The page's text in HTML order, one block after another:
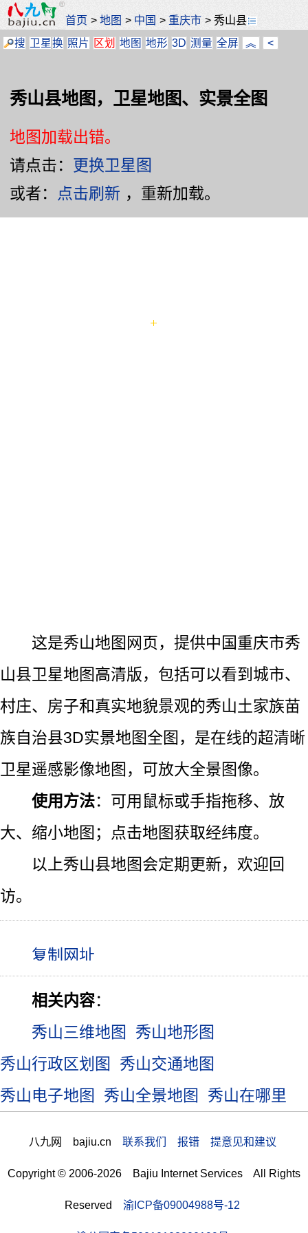
首页 >地图 > 中国 >重庆市 >秀山县
搜 卫星换 照片 区划 地图 地形 3D 测量 全屏 ︽ <
秀山县地图，卫星地图、实景全图
地图加载出错。
请点击： 更换卫星图
或者：
点击刷新 ，重新加载。
这是秀山地图网页，提供中国重庆市秀
山县卫星地图高清版，包括可以看到城市、
村庄、房子和真实地貌景观的秀山土家族苗
族自治县3D实景地图全图，是在线的超清晰
卫星遥感影像地图，可放大全景图像。
使用方法：可用鼠标或手指拖移、放
大、缩小地图；点击地图获取经纬度。
以上秀山县地图会定期更新，欢迎回
访。
相关内容：
秀山三维地图
秀山地形图
秀山行政区划图
秀山交通地图
秀山电子地图
秀山全景地图 秀山在哪里
八九网 bajiu.cn 联系我们 报错 提意见和建议
Copyright © 2006-2026 Bajiu Internet Services All Rights
Reserved 渝ICP备09004988号-12